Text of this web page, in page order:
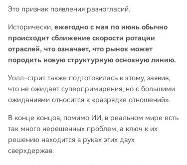
Это признак появления разногласий.
Исторически, ежегодно с мая по июнь обычно
происходит сближение скорости ротации
отраслей, что означает, что рынок может
породить новую структурную основную линию.
Уолл-стрит также подготовилась к этому, заявив,
что не ожидает суперпримирения, но с большими
ожиданиями относится к «разрядке отношений».
В конце концов, помимо ИИ, в реальном мире есть
так много нерешенных проблем, а ключ к их
решению находится в руках этих двух
сверхдержав.